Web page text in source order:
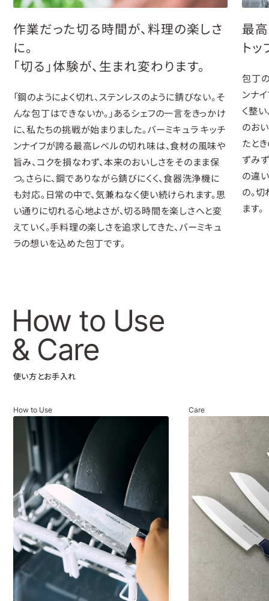
作業だった切る時間が、料理の楽しさ
に。
「切る」体験が、生まれ変わります。
「鋼のようによく切れ、ステンレスのように錆びない。そ
んな包丁はできないか。」あるシェフの一言をきっかけ
に、私たちの挑戦が始まりました。バーミキュラ キッチ
ンナイフが誇る最高レベルの切れ味は、食材の風味や
旨み、コクを損なわず、本来のおいしさをそのまま保
つ。さらに、鋼でありながら錆びにくく、食器洗浄機に
も対応。日常の中で、気兼ねなく使い続けられます。思
い通りに切れる心地よさが、切る時間を楽しさへと変
えていく。手料理の楽しさを追求してきた、バーミキュ
ラの想いを込めた包丁です。
最
ト
包丁
ンナ
く整
のお
たと
ずみ
の違
の。
ます。
How to Use
& Care
使い方とお手入れ
How to Use Care